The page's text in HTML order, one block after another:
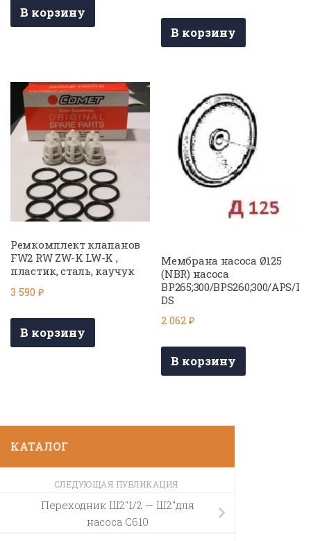
В корзину
В корзину
Ремкомплект клапанов
FW2 RW ZW-K LW-K ,
пластик, сталь, каучук
3 590 ₽
В корзину
Мембрана насоса Ø125
(NBR) насоса
BP265;300/BPS260;300/APS/I
DS
2 062₽
В корзину
КАТАЛОГ
СЛЕДУЮЩАЯ ПУБЛИКАЦИЯ
Переходник Ш2″1/2 — Ш2″для
насоса C610